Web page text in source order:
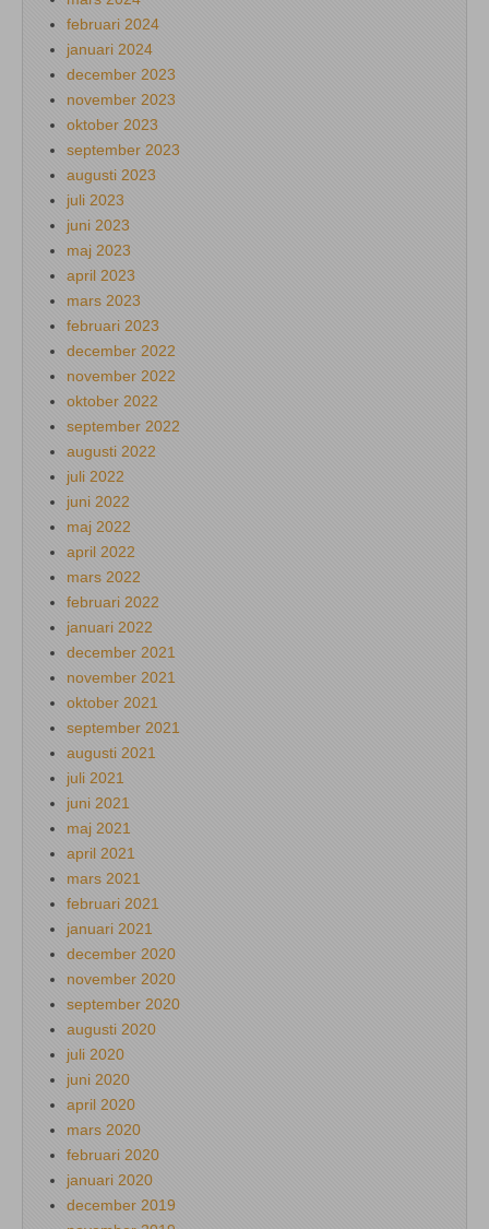
februari 2024
januari 2024
december 2023
november 2023
oktober 2023
september 2023
augusti 2023
juli 2023
juni 2023
maj 2023
april 2023
mars 2023
februari 2023
december 2022
november 2022
oktober 2022
september 2022
augusti 2022
juli 2022
juni 2022
maj 2022
april 2022
mars 2022
februari 2022
januari 2022
december 2021
november 2021
oktober 2021
september 2021
augusti 2021
juli 2021
juni 2021
maj 2021
april 2021
mars 2021
februari 2021
januari 2021
december 2020
november 2020
september 2020
augusti 2020
juli 2020
juni 2020
april 2020
mars 2020
februari 2020
januari 2020
december 2019